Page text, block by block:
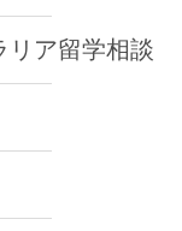
リア留学相談